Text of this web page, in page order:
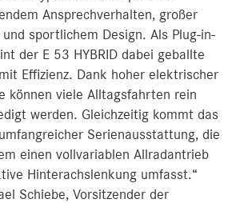
Ansprechverhalten, großer
und sportlichem Design. Als Plug-in-
der E 53 HYBRID dabei geballte
Effizienz. Dank hoher elektrischer
können viele Alltagsfahrten rein
werden. Gleichzeitig kommt das
Serienausstattung, die
einen vollvariablen Allradantrieb
Hinterachslenkung umfasst.“
Schiebe, Vorsitzender der